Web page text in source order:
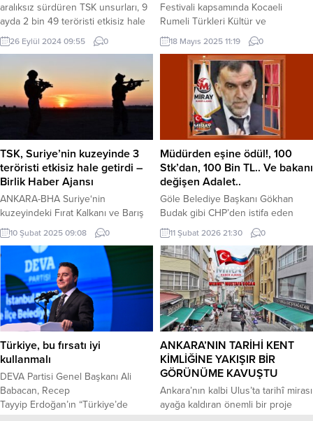
aralıksız sürdüren TSK unsurları, 9
ayda 2 bin 49 teröristi etkisiz hale
getirdi. Son bir haftada hudutlarda
ise 5’i terör örgütü mensubu olmak
ANKARA (İGFA) – Millî Savunma
Bakanlığı’nın faaliyetleri başta
olmak üzere gündemdeki konulara
bir...
26 Eylül 2024 09:55 0
Festivali kapsamında Kocaeli
Rumeli Türkleri Kültür ve
Dayanışma Derneği tarafından
festivale katılan vatandaşlara helva
ikramında bulunuldu KOCAELİ
(İGFA) – İzmit Belediyesi Kültür ve
Sosyal İşleri Müdürlüğü tarafından
organize edilen Uluslararası 2.
Kapanca Sokak Festivali için dolu
dolu bir programla tüm hızıyla
sürüyor. Program kapsamında
Kocaeli Rumeli...
18 Mayıs 2025 11:19 0
TSK, Suriye’nin kuzeyinde 3
teröristi etkisiz hale getirdi –
Birlik Haber Ajansı
ANKARA-BHA Suriye‘nin
kuzeyindeki Fırat Kalkanı ve Barış
Pınarı bölgelerinde Türk Silahlı
Kuvvetleri tarafından
gerçekleştirilen operasyonlarda 3
PKK/YPG’li terörist etkisiz hale
getirildi. Milli Savunma
Bakanlığı’ndan yapılan açıklamaya
göre, kahraman Türk askerleri
terörle mücadelede kararlılık
göstererek belirlenen hedefleri
başarıyla vurdu. Bakanlık, Türk
Silahlı Kuvvetleri’nin teröre karşı
mücadelesinin süreceğini belirtti.
Söz konusu operasyon,...
10 Şubat 2025 09:08 0
Müdürden eşine ödül!, 100
Stk’dan, 100 Bin TL.. Ve bakanı
değişen Adalet..
Göle Belediye Başkanı Gökhan
Budak gibi CHP’den istifa eden
Ankara Keçiören Belediye Başkanı
ile girdiği bol küfürlü kavganın
içinde olan CHP Liderinin, ‘Yarın
sabah bu sabahtan daha zor bir
sabah olacak. Buna kimsenin
şüphesi olmasın’ diyerek baktığı
Adalet ile İçişleri Bakanlarının
değişimi ve bu iki bakanlığa
getirilen isimlerin şimdiden çokça...
11 Şubat 2026 21:30 0
Türkiye, bu fırsatı iyi
kullanmalı
DEVA Partisi Genel Başkanı Ali
Babacan, Recep
Tayyip Erdoğan’ın “Türkiye’de
ANKARA’NIN TARİHİ KENT
KİMLİĞİNE YAKIŞIR BİR
GÖRÜNÜME KAVUŞTU
Ankara’nın kalbi Ulus’ta tarihî mirası
ayağa kaldıran önemli bir proje